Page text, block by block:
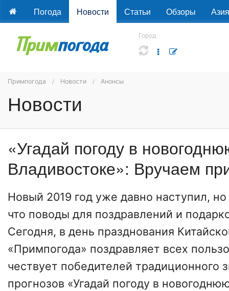
Погода Новости Статьи Обзоры Азия
Город
Примпогода Новости Анонсы
Новости
«Угадай погоду в
Владивостоке»: Вручаем
Новый 2019 год уже давно наступил, но
что поводы для поздравлений и
Сегодня, в день празднования
«Примпогода» поздравляет всех
чествует победителей традиционного
прогнозов «Угадай погоду в